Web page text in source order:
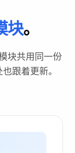
块。
块共用同一份
跟着更新。